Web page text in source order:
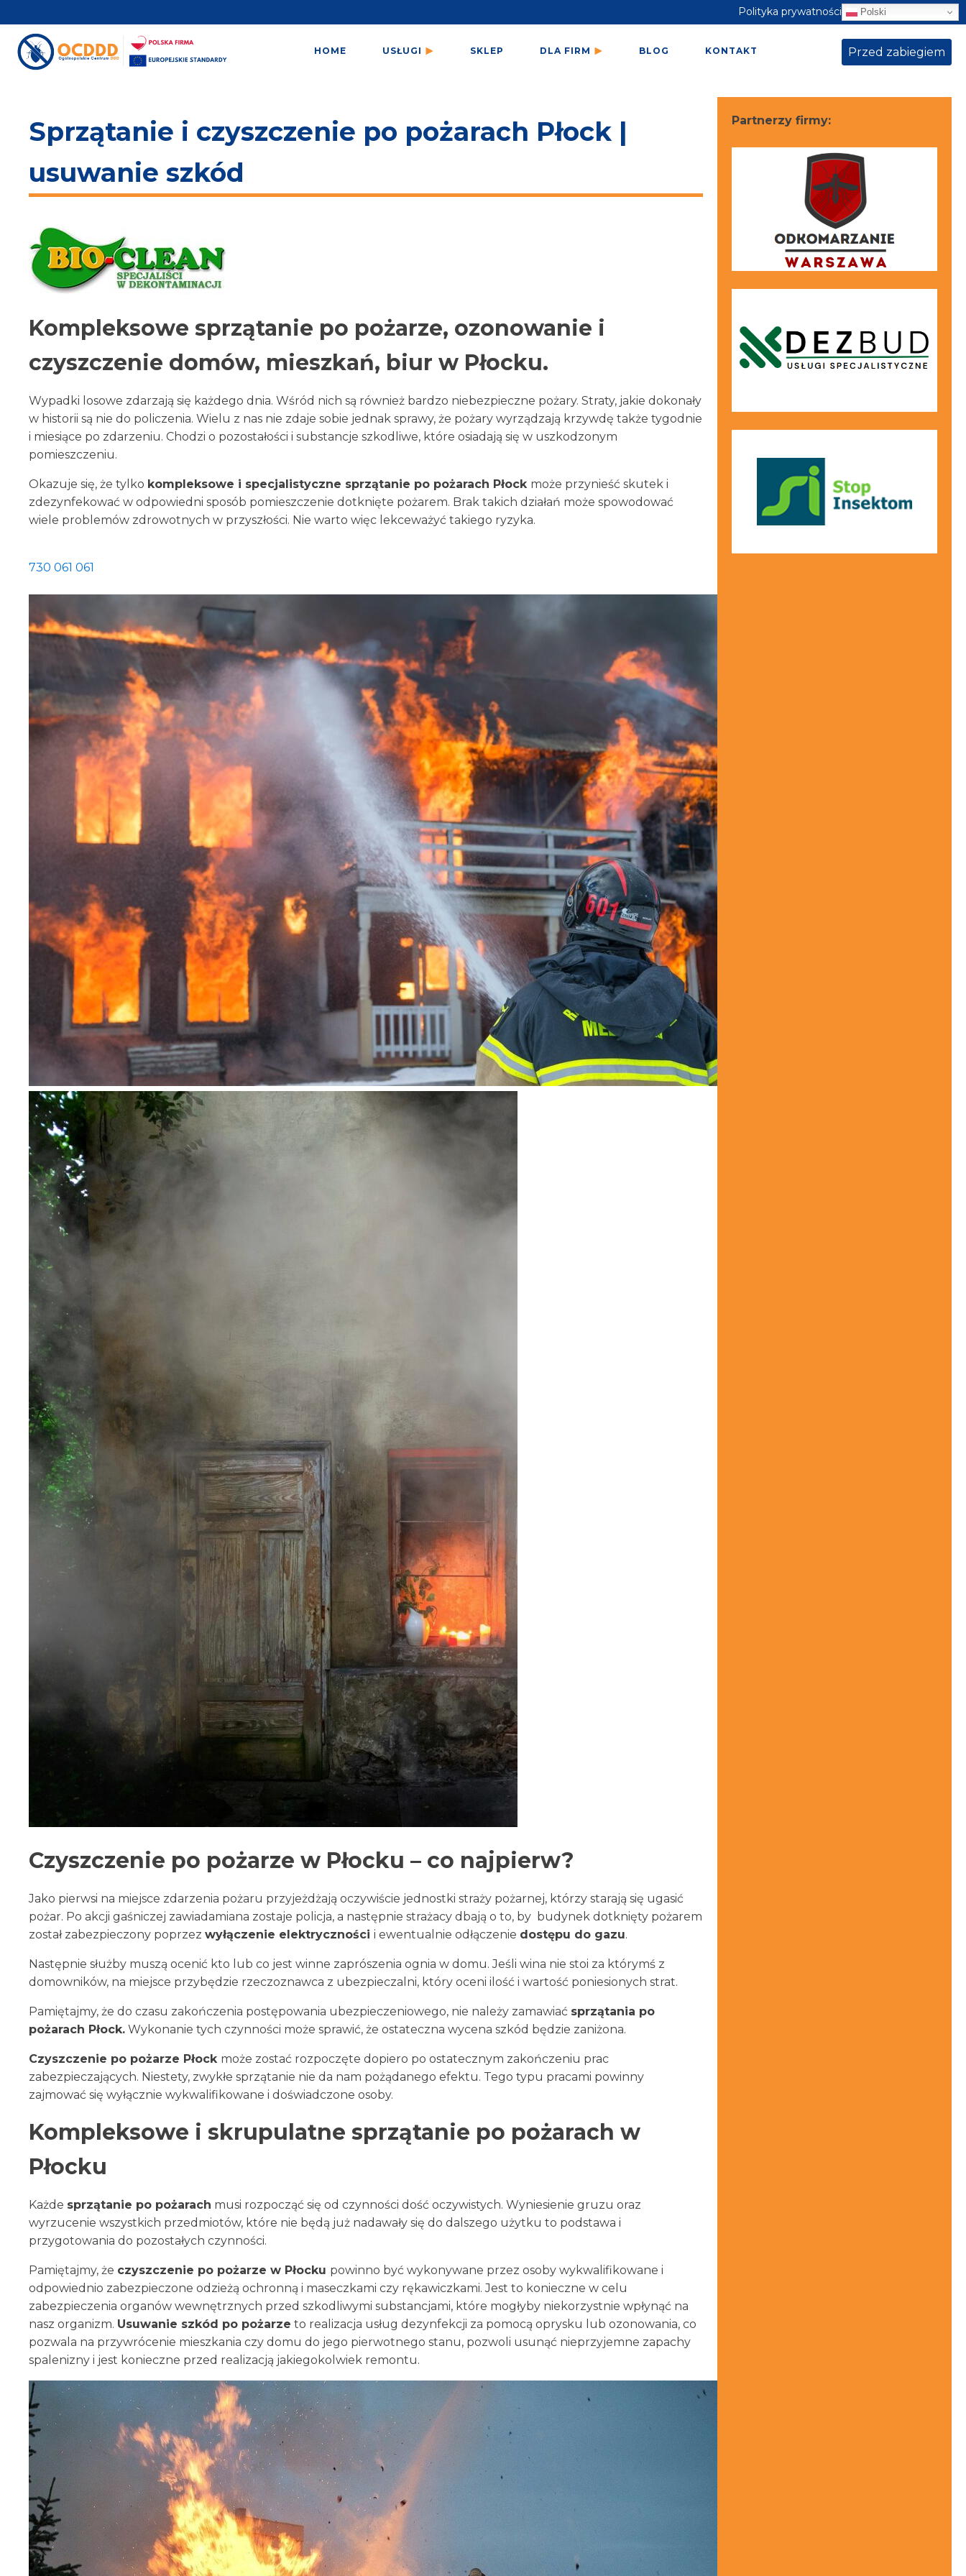
Polityka prywatności Polski
HOME USŁUGI SKLEP DLA FIRM BLOG KONTAKT Przed zabiegiem
Sprzątanie i czyszczenie po pożarach Płock |
usuwanie szkód
Kompleksowe sprzątanie po pożarze, ozonowanie i
czyszczenie domów, mieszkań, biur w Płocku.
Wypadki losowe zdarzają się każdego dnia. Wśród nich są również bardzo niebezpieczne pożary. Straty, jakie dokonały
w historii są nie do policzenia. Wielu z nas nie zdaje sobie jednak sprawy, że pożary wyrządzają krzywdę także tygodnie
i miesiące po zdarzeniu. Chodzi o pozostałości i substancje szkodliwe, które osiadają się w uszkodzonym
pomieszczeniu.
Okazuje się, że tylko kompleksowe i specjalistyczne sprzątanie po pożarach Płock może przynieść skutek i
zdezynfekować w odpowiedni sposób pomieszczenie dotknięte pożarem. Brak takich działań może spowodować
wiele problemów zdrowotnych w przyszłości. Nie warto więc lekceważyć takiego ryzyka.
730 061 061
Czyszczenie po pożarze w Płocku – co najpierw?
Jako pierwsi na miejsce zdarzenia pożaru przyjeżdżają oczywiście jednostki straży pożarnej, którzy starają się ugasić
pożar. Po akcji gaśniczej zawiadamiana zostaje policja, a następnie strażacy dbają o to, by budynek dotknięty pożarem
został zabezpieczony poprzez wyłączenie elektryczności i ewentualnie odłączenie dostępu do gazu.
Następnie służby muszą ocenić kto lub co jest winne zaprószenia ognia w domu. Jeśli wina nie stoi za którymś z
domowników, na miejsce przybędzie rzeczoznawca z ubezpieczalni, który oceni ilość i wartość poniesionych strat.
Pamiętajmy, że do czasu zakończenia postępowania ubezpieczeniowego, nie należy zamawiać sprzątania po
pożarach Płock. Wykonanie tych czynności może sprawić, że ostateczna wycena szkód będzie zaniżona.
Czyszczenie po pożarze Płock może zostać rozpoczęte dopiero po ostatecznym zakończeniu prac
zabezpieczających. Niestety, zwykłe sprzątanie nie da nam pożądanego efektu. Tego typu pracami powinny
zajmować się wyłącznie wykwalifikowane i doświadczone osoby.
Kompleksowe i skrupulatne sprzątanie po pożarach w
Płocku
Każde sprzątanie po pożarach musi rozpocząć się od czynności dość oczywistych. Wyniesienie gruzu oraz
wyrzucenie wszystkich przedmiotów, które nie będą już nadawały się do dalszego użytku to podstawa i
przygotowania do pozostałych czynności.
Pamiętajmy, że czyszczenie po pożarze w Płocku powinno być wykonywane przez osoby wykwalifikowane i
odpowiednio zabezpieczone odzieżą ochronną i maseczkami czy rękawiczkami. Jest to konieczne w celu
zabezpieczenia organów wewnętrznych przed szkodliwymi substancjami, które mogłyby niekorzystnie wpłynąć na
nasz organizm. Usuwanie szkód po pożarze to realizacja usług dezynfekcji za pomocą oprysku lub ozonowania, co
pozwala na przywrócenie mieszkania czy domu do jego pierwotnego stanu, pozwoli usunąć nieprzyjemne zapachy
spalenizny i jest konieczne przed realizacją jakiegokolwiek remontu.
Partnerzy firmy: